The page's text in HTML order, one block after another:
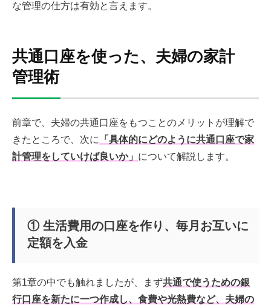
な管理の仕方は有効と言えます。
共通口座を使った、夫婦の家計
管理術
前章で、夫婦の共通口座をもつことのメリットが理解で
きたところで、次に
「具体的にどのように共通口座で家
計管理をしていけば良いか」 について解説します。
① 生活費用の口座を作り、毎月お互いに
定額を入金
第1章の中でも触れましたが、まず共通で使うための銀
行口座を新たに一つ作成し、食費や光熱費など、夫婦の